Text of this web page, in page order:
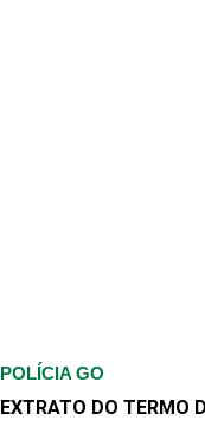
POLÍCIA GO
EXTRATO DO TERMO